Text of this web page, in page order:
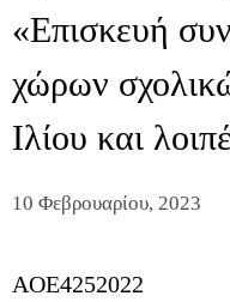
«Επισκευή
χώρων
Ιλίου και
10 Φεβρουαρίου, 2023
AOE4252022